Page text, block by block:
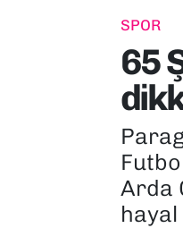
SPOR
65
Arda
hayal
EKONOMİ
KÜLTÜR SANAT
MAGAZİN
POLİTİKA
Tüm Manşetler
Son Dakika
Haber Arşivi